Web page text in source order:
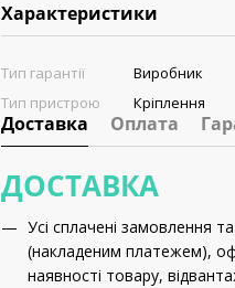
Характеристики
Тип гарантії
Виробник
Тип пристрою
Кріплення
Доставка Оплата
ДОСТАВКА
Усі сплачені замовлення
(накладеним платежем),
наявності товару,